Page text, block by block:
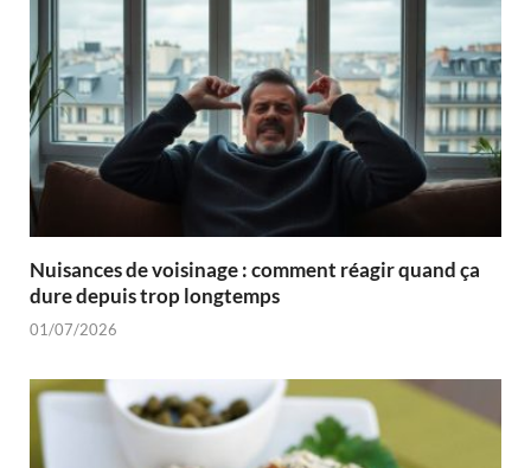
Nuisances de voisinage : comment réagir quand ça
dure depuis trop longtemps
01/07/2026